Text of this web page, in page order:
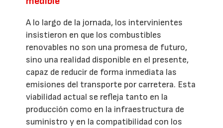
A lo largo de la jornada, los intervinientes
insistieron en que los combustibles
renovables no son una promesa de futuro,
sino una realidad disponible en el presente,
capaz de reducir de forma inmediata las
emisiones del transporte por carretera. Esta
viabilidad actual se refleja tanto en la
producción como en la infraestructura de
suministro y en la compatibilidad con los